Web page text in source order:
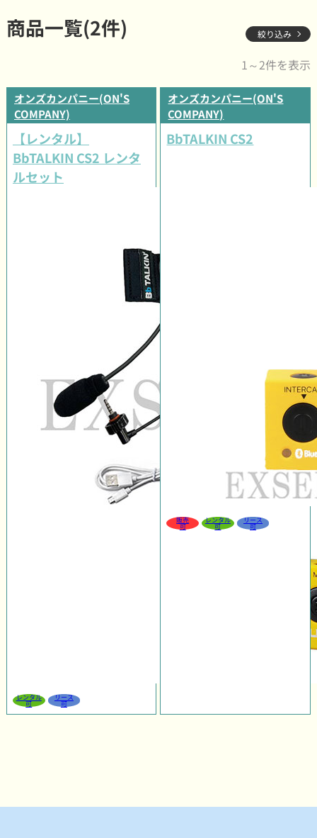
商品一覧(2件) 絞り込み
1～2件を表示
オンズカンパニー(ON'S
COMPANY)
【レンタル】
BbTALKIN CS2 レンタ
ルセット
レンタル
可
リース
可
オンズカンパニー(ON'S
COMPANY)
BbTALKIN CS2
販売
可
レンタル
可
リース
可